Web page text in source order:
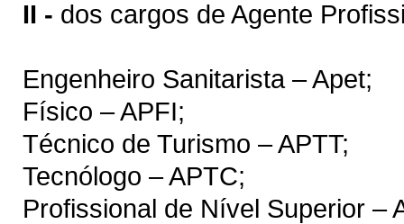
II - dos cargos de Agente
Engenheiro Sanitarista – Apet;
Físico – APFI;
Técnico de Turismo – APTT;
Tecnólogo – APTC;
Profissional de Nível Superior –